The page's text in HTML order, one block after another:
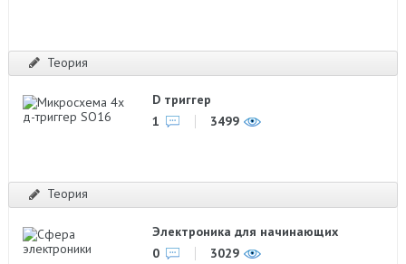
Теория
D триггер
1
3499
Теория
Электроника для начинающих
0
3029